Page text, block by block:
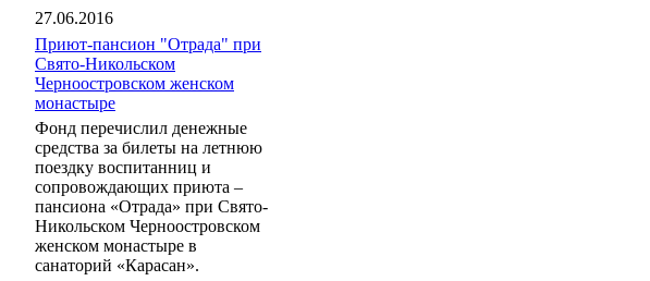
27.06.2016
Приют-пансион "Отрада" при
Свято-Никольском
Черноостровском женском
монастыре
Фонд перечислил денежные
средства за билеты на летнюю
поездку воспитанниц и
сопровождающих приюта –
пансиона «Отрада» при Свято-
Никольском Черноостровском
женском монастыре в
санаторий «Карасан».